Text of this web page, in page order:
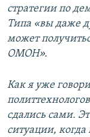
стратегии по
Типа «вы даже
может
ОМОН».
Как я уже
сдались сами.
ситуации, когда